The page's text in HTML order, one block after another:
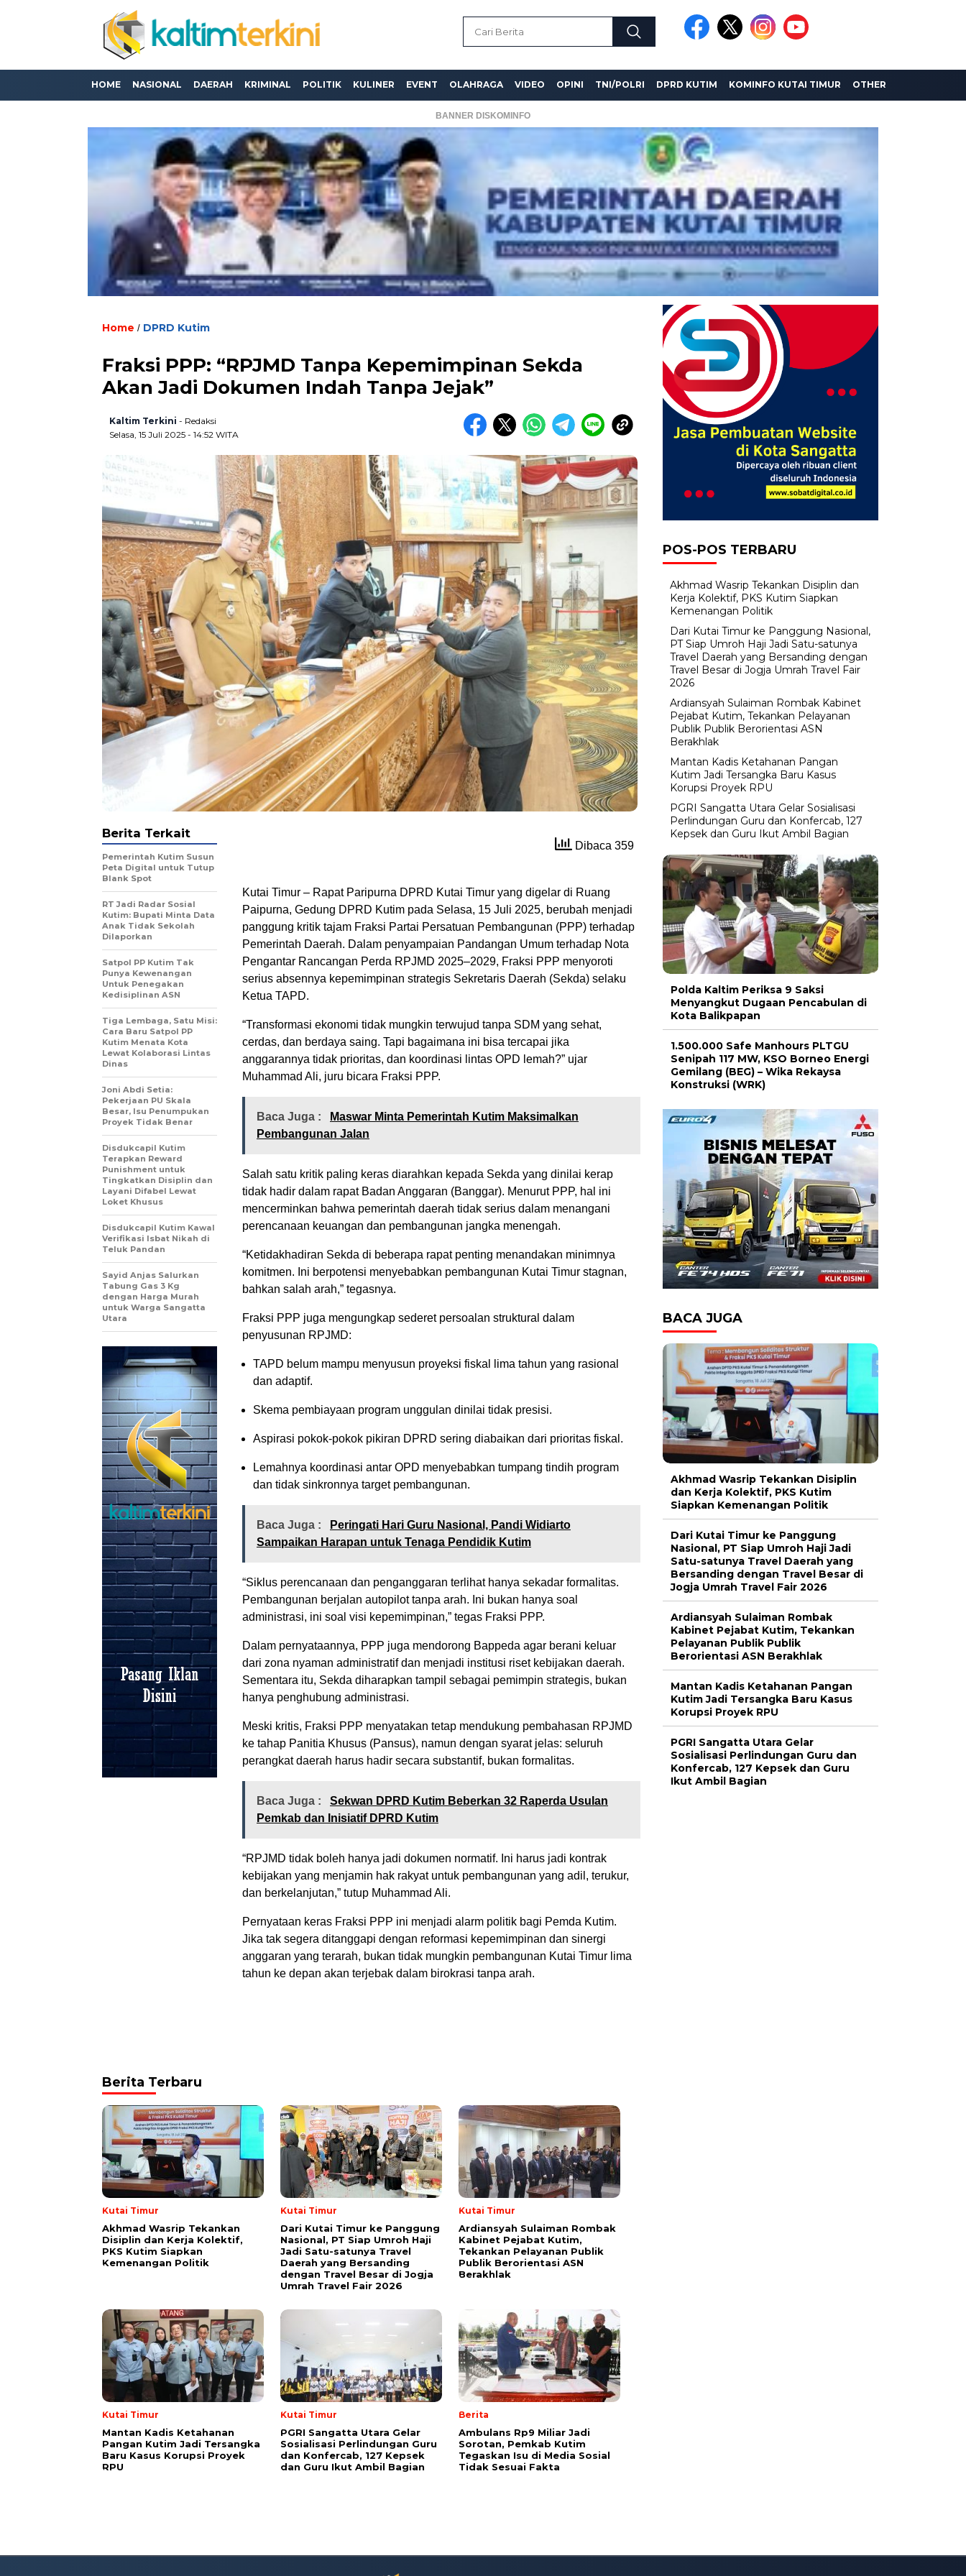
HOME NASIONAL DAERAH KRIMINAL POLITIK KULINER EVENT OLAHRAGA VIDEO OPINI TNI/POLRI DPRD KUTIM KOMINFO KUTAI TIMUR OTHER
BANNER DISKOMINFO
Home / DPRD Kutim
Fraksi PPP: “RPJMD Tanpa Kepemimpinan Sekda
Akan Jadi Dokumen Indah Tanpa Jejak”
Kaltim Terkini - Redaksi
Selasa, 15 Juli 2025 - 14:52 WITA
Dibaca 359
Kutai Timur – Rapat Paripurna DPRD Kutai Timur yang digelar di Ruang
Paipurna, Gedung DPRD Kutim pada Selasa, 15 Juli 2025, berubah menjadi
panggung kritik tajam Fraksi Partai Persatuan Pembangunan (PPP) terhadap
Pemerintah Daerah. Dalam penyampaian Pandangan Umum terhadap Nota
Pengantar Rancangan Perda RPJMD 2025–2029, Fraksi PPP menyoroti
serius absennya kepemimpinan strategis Sekretaris Daerah (Sekda) selaku
Ketua TAPD.
“Transformasi ekonomi tidak mungkin terwujud tanpa SDM yang sehat,
cerdas, dan berdaya saing. Tapi bagaimana ini bisa tercapai jika
anggarannya tidak prioritas, dan koordinasi lintas OPD lemah?” ujar
Muhammad Ali, juru bicara Fraksi PPP.
Baca Juga :
Maswar Minta Pemerintah Kutim Maksimalkan
Pembangunan Jalan
Salah satu kritik paling keras diarahkan kepada Sekda yang dinilai kerap
tidak hadir dalam rapat Badan Anggaran (Banggar). Menurut PPP, hal ini
mencerminkan bahwa pemerintah daerah tidak serius dalam menangani
perencanaan keuangan dan pembangunan jangka menengah.
“Ketidakhadiran Sekda di beberapa rapat penting menandakan minimnya
komitmen. Ini berpotensi menyebabkan pembangunan Kutai Timur stagnan,
bahkan salah arah,” tegasnya.
Fraksi PPP juga mengungkap sederet persoalan struktural dalam
penyusunan RPJMD:
TAPD belum mampu menyusun proyeksi fiskal lima tahun yang rasional
dan adaptif.
Skema pembiayaan program unggulan dinilai tidak presisi.
Aspirasi pokok-pokok pikiran DPRD sering diabaikan dari prioritas fiskal.
Lemahnya koordinasi antar OPD menyebabkan tumpang tindih program
dan tidak sinkronnya target pembangunan.
Baca Juga :
Peringati Hari Guru Nasional, Pandi Widiarto
Sampaikan Harapan untuk Tenaga Pendidik Kutim
“Siklus perencanaan dan penganggaran terlihat hanya sekadar formalitas.
Pembangunan berjalan autopilot tanpa arah. Ini bukan hanya soal
administrasi, ini soal visi kepemimpinan,” tegas Fraksi PPP.
Dalam pernyataannya, PPP juga mendorong Bappeda agar berani keluar
dari zona nyaman administratif dan menjadi institusi riset kebijakan daerah.
Sementara itu, Sekda diharapkan tampil sebagai pemimpin strategis, bukan
hanya penghubung administrasi.
Meski kritis, Fraksi PPP menyatakan tetap mendukung pembahasan RPJMD
ke tahap Panitia Khusus (Pansus), namun dengan syarat jelas: seluruh
perangkat daerah harus hadir secara substantif, bukan formalitas.
Baca Juga :
Sekwan DPRD Kutim Beberkan 32 Raperda Usulan
Pemkab dan Inisiatif DPRD Kutim
“RPJMD tidak boleh hanya jadi dokumen normatif. Ini harus jadi kontrak
kebijakan yang menjamin hak rakyat untuk pembangunan yang adil, terukur,
dan berkelanjutan,” tutup Muhammad Ali.
Pernyataan keras Fraksi PPP ini menjadi alarm politik bagi Pemda Kutim.
Jika tak segera ditanggapi dengan reformasi kepemimpinan dan sinergi
anggaran yang terarah, bukan tidak mungkin pembangunan Kutai Timur lima
tahun ke depan akan terjebak dalam birokrasi tanpa arah.
Berita Terkait
Pemerintah Kutim Susun
Peta Digital untuk Tutup
Blank Spot
RT Jadi Radar Sosial
Kutim: Bupati Minta Data
Anak Tidak Sekolah
Dilaporkan
Satpol PP Kutim Tak
Punya Kewenangan
Untuk Penegakan
Kedisiplinan ASN
Tiga Lembaga, Satu Misi:
Cara Baru Satpol PP
Kutim Menata Kota
Lewat Kolaborasi Lintas
Dinas
Joni Abdi Setia:
Pekerjaan PU Skala
Besar, Isu Penumpukan
Proyek Tidak Benar
Disdukcapil Kutim
Terapkan Reward
Punishment untuk
Tingkatkan Disiplin dan
Layani Difabel Lewat
Loket Khusus
Disdukcapil Kutim Kawal
Verifikasi Isbat Nikah di
Teluk Pandan
Sayid Anjas Salurkan
Tabung Gas 3 Kg
dengan Harga Murah
untuk Warga Sangatta
Utara
Berita Terbaru
Kutai Timur
Akhmad Wasrip Tekankan
Disiplin dan Kerja Kolektif,
PKS Kutim Siapkan
Kemenangan Politik
Kutai Timur
Dari Kutai Timur ke Panggung
Nasional, PT Siap Umroh Haji
Jadi Satu-satunya Travel
Daerah yang Bersanding
dengan Travel Besar di Jogja
Umrah Travel Fair 2026
Kutai Timur
Ardiansyah Sulaiman Rombak
Kabinet Pejabat Kutim,
Tekankan Pelayanan Publik
Publik Berorientasi ASN
Berakhlak
Kutai Timur
Mantan Kadis Ketahanan
Pangan Kutim Jadi Tersangka
Baru Kasus Korupsi Proyek
RPU
Kutai Timur
PGRI Sangatta Utara Gelar
Sosialisasi Perlindungan Guru
dan Konfercab, 127 Kepsek
dan Guru Ikut Ambil Bagian
Berita
Ambulans Rp9 Miliar Jadi
Sorotan, Pemkab Kutim
Tegaskan Isu di Media Sosial
Tidak Sesuai Fakta
POS-POS TERBARU
Akhmad Wasrip Tekankan Disiplin dan
Kerja Kolektif, PKS Kutim Siapkan
Kemenangan Politik
Dari Kutai Timur ke Panggung Nasional,
PT Siap Umroh Haji Jadi Satu-satunya
Travel Daerah yang Bersanding dengan
Travel Besar di Jogja Umrah Travel Fair
2026
Ardiansyah Sulaiman Rombak Kabinet
Pejabat Kutim, Tekankan Pelayanan
Publik Publik Berorientasi ASN
Berakhlak
Mantan Kadis Ketahanan Pangan
Kutim Jadi Tersangka Baru Kasus
Korupsi Proyek RPU
PGRI Sangatta Utara Gelar Sosialisasi
Perlindungan Guru dan Konfercab, 127
Kepsek dan Guru Ikut Ambil Bagian
Polda Kaltim Periksa 9 Saksi
Menyangkut Dugaan Pencabulan di
Kota Balikpapan
1.500.000 Safe Manhours PLTGU
Senipah 117 MW, KSO Borneo Energi
Gemilang (BEG) – Wika Rekaysa
Konstruksi (WRK)
BACA JUGA
Akhmad Wasrip Tekankan Disiplin
dan Kerja Kolektif, PKS Kutim
Siapkan Kemenangan Politik
Dari Kutai Timur ke Panggung
Nasional, PT Siap Umroh Haji Jadi
Satu-satunya Travel Daerah yang
Bersanding dengan Travel Besar di
Jogja Umrah Travel Fair 2026
Ardiansyah Sulaiman Rombak
Kabinet Pejabat Kutim, Tekankan
Pelayanan Publik Publik
Berorientasi ASN Berakhlak
Mantan Kadis Ketahanan Pangan
Kutim Jadi Tersangka Baru Kasus
Korupsi Proyek RPU
PGRI Sangatta Utara Gelar
Sosialisasi Perlindungan Guru dan
Konfercab, 127 Kepsek dan Guru
Ikut Ambil Bagian